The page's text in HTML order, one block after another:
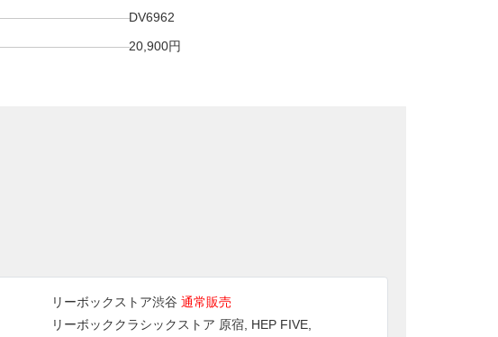
DV6962
20,900円
リーボックストア渋谷 通常販売
リーボッククラシックストア 原宿, HEP FIVE,